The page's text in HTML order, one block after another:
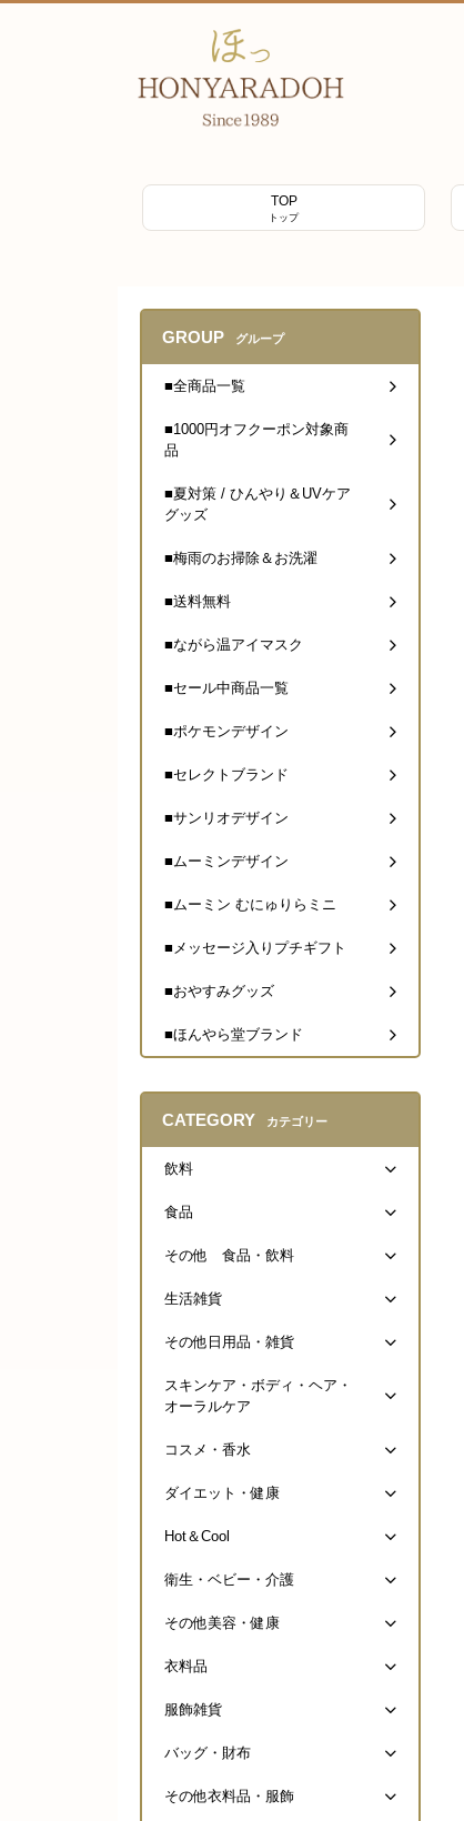
TOP
トップ
GROUP グループ
■全商品一覧
■1000円オフクーポン対象商
品
■夏対策 / ひんやり＆UVケア
グッズ
■梅雨のお掃除＆お洗濯
■送料無料
■ながら温アイマスク
■セール中商品一覧
■ポケモンデザイン
■セレクトブランド
■サンリオデザイン
■ムーミンデザイン
■ムーミン むにゅりらミニ
■メッセージ入りプチギフト
■おやすみグッズ
■ほんやら堂ブランド
CATEGORY カテゴリー
飲料
食品
その他 食品・飲料
生活雑貨
その他日用品・雑貨
スキンケア・ボディ・ヘア・
オーラルケア
コスメ・香水
ダイエット・健康
Hot＆Cool
衛生・ベビー・介護
その他美容・健康
衣料品
服飾雑貨
バッグ・財布
その他衣料品・服飾